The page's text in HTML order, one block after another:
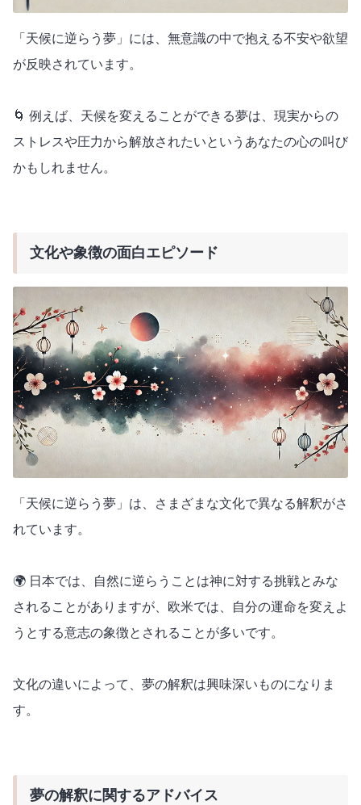
「天候に逆らう夢」には、無意識の中で抱える不安や欲望
が反映されています。
🌀 例えば、天候を変えることができる夢は、現実からの
ストレスや圧力から解放されたいというあなたの心の叫び
かもしれません。
文化や象徴の面白エピソード
「天候に逆らう夢」は、さまざまな文化で異なる解釈がさ
れています。
🌍 日本では、自然に逆らうことは神に対する挑戦とみな
されることがありますが、欧米では、自分の運命を変えよ
うとする意志の象徴とされることが多いです。
文化の違いによって、夢の解釈は興味深いものになりま
す。
夢の解釈に関するアドバイス